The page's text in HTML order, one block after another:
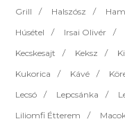
Grill
Halszósz
Húsétel
Irsai Olivér
Kecskesajt
Keksz
Kukorica
Kávé
Lecsó
Lepcsánka
Liliomfi Étterem